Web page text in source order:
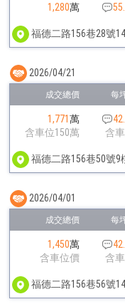
1,280萬
福德二路156巷28號
1,771萬
含車位150萬
含
福德二路156巷50號9
2026/04/21
1,450萬
含車位價
含
福德二路156巷56號
2026/04/01